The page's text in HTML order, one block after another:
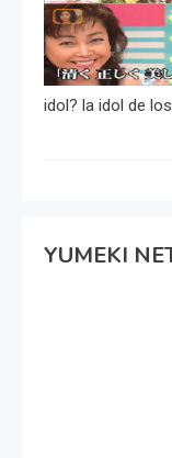
idol? la idol de
YUMEKI